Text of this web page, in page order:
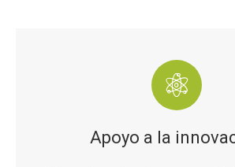
Apoyo a la